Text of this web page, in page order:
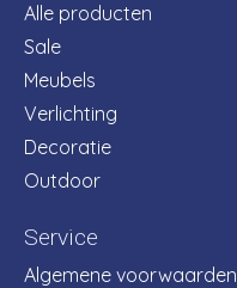
Alle producten
Sale
Meubels
Verlichting
Decoratie
Outdoor
Service
Algemene voorwaarden